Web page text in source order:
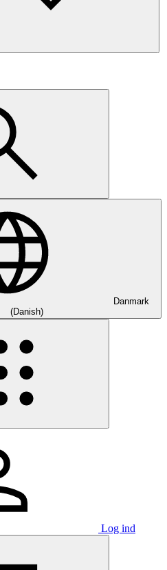
Danmark
(Danish)
Log ind